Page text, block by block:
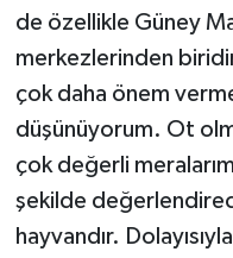
de özellikle Güney
merkezlerinden
çok daha önem
düşünüyorum. Ot
çok değerli
şekilde
hayvandır.